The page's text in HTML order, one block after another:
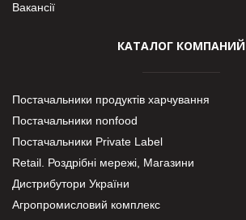
Вакансії
КАТАЛОГ КОМПАНИЙ
Постачальники продуктів харчування
Постачальники nonfood
Постачальники Private Label
Retail. Роздрібні мережі, Магазини
Дистрибутори України
Агропромисловий комплекс